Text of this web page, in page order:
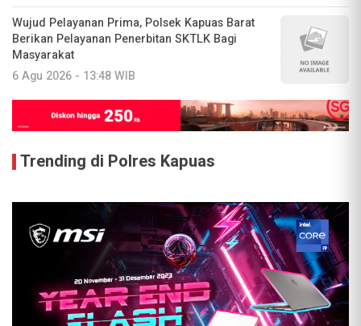
Wujud Pelayanan Prima, Polsek Kapuas Barat
Berikan Pelayanan Penerbitan SKTLK Bagi
Masyarakat
6 Agu 2026 - 13:48 WIB
Trending di Polres Kapuas